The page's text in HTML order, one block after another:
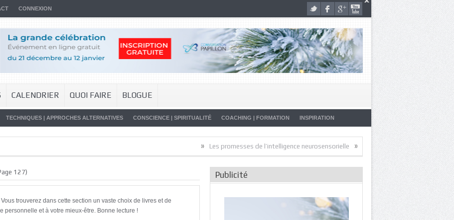
CONNEXION
CALENDRIER QUOI FAIRE BLOGUE
TECHNIQUES | APPROCHES ALTERNATIVES CONSCIENCE | SPIRITUALITÉ COACHING | FORMATION INSPIRATION
Les promesses de l’intelligence neurosensorielle » Artistes de la Vie » Malade…
127)
trouverez dans cette section un vaste choix de livres et de
personnelle et à votre mieux-être. Bonne lecture !
Publicité